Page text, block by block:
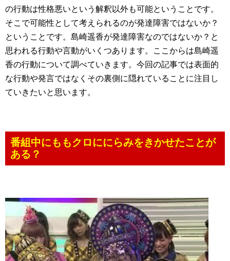
の行動は性格悪いという解釈以外も可能ということです。
そこで可能性として考えられるのが発達障害ではないか？
ということです。島崎遥香が発達障害なのではないか？と
思われる行動や言動がいくつあります。ここからは島崎遥
香の行動について調べていきます。今回の記事では表面的
な行動や発言ではなくその裏側に隠れていることに注目し
ていきたいと思います。
番組中にももクロににらみをきかせたことが
ある？